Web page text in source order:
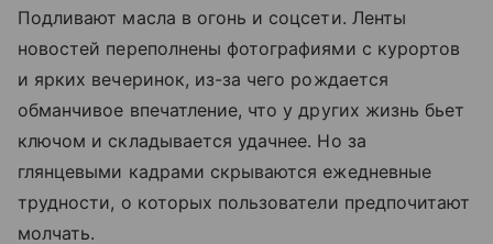
Подливают масла в огонь и соцсети. Ленты
новостей переполнены фотографиями с курортов
и ярких вечеринок, из-за чего рождается
обманчивое впечатление, что у других жизнь бьет
ключом и складывается удачнее. Но за
глянцевыми кадрами скрываются ежедневные
трудности, о которых пользователи предпочитают
молчать.